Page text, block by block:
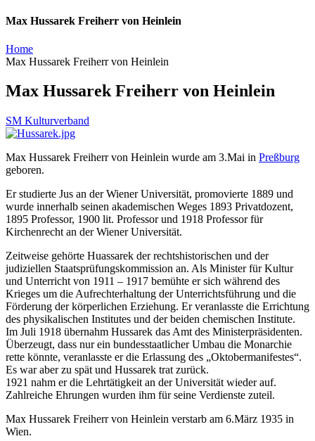
Max Hussarek Freiherr von Heinlein
Home
Max Hussarek Freiherr von Heinlein
Max Hussarek Freiherr von Heinlein
SM Kulturverband
Max Hussarek Freiherr von Heinlein wurde am 3.Mai in Preßburg
geboren.
Er studierte Jus an der Wiener Universität, promovierte 1889 und
wurde innerhalb seinen akademischen Weges 1893 Privatdozent,
1895 Professor, 1900 lit. Professor und 1918 Professor für
Kirchenrecht an der Wiener Universität.
Zeitweise gehörte Huassarek der rechtshistorischen und der
judiziellen Staatsprüfungskommission an. Als Minister für Kultur
und Unterricht von 1911 – 1917 bemühte er sich während des
Krieges um die Aufrechterhaltung der Unterrichtsführung und die
Förderung der körperlichen Erziehung. Er veranlasste die Errichtung
des physikalischen Institutes und der beiden chemischen Institute.
Im Juli 1918 übernahm Hussarek das Amt des Ministerpräsidenten.
Überzeugt, dass nur ein bundesstaatlicher Umbau die Monarchie
rette könnte, veranlasste er die Erlassung des „Oktobermanifestes“.
Es war aber zu spät und Hussarek trat zurück.
1921 nahm er die Lehrtätigkeit an der Universität wieder auf.
Zahlreiche Ehrungen wurden ihm für seine Verdienste zuteil.
Max Hussarek Freiherr von Heinlein verstarb am 6.März 1935 in
Wien.